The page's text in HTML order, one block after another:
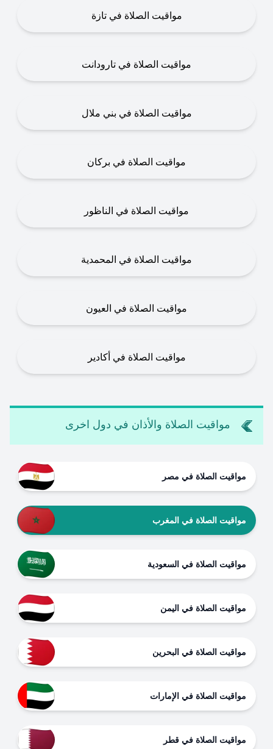
مواقيت الصلاة في تازة
مواقيت الصلاة في تارودانت
مواقيت الصلاة في بني ملال
مواقيت الصلاة في بركان
مواقيت الصلاة في الناظور
مواقيت الصلاة في المحمدية
مواقيت الصلاة في العيون
مواقيت الصلاة في أكادير
مواقيت الصلاة والأذان في دول اخرى
مواقيت الصلاة في مصر
مواقيت الصلاة في المغرب
مواقيت الصلاة في السعودية
مواقيت الصلاة في اليمن
مواقيت الصلاة في البحرين
مواقيت الصلاة في الإمارات
مواقيت الصلاة في قطر